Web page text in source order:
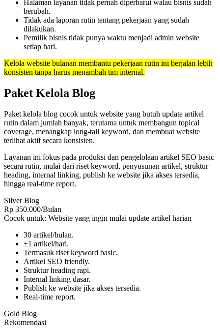
Halaman layanan tidak pernah diperbarui walau bisnis sudah
berubah.
Tidak ada laporan rutin tentang pekerjaan yang sudah
dilakukan.
Pemilik bisnis tidak punya waktu menjadi admin website
setiap hari.
Kelola website bulanan membantu pekerjaan rutin ini berjalan lebih
konsisten tanpa harus menambah tim internal.
Paket Kelola Blog
Paket kelola blog cocok untuk website yang butuh update artikel
rutin dalam jumlah banyak, terutama untuk membangun topical
coverage, menangkap long-tail keyword, dan membuat website
terlihat aktif secara konsisten.
Layanan ini fokus pada produksi dan pengelolaan artikel SEO basic
secara rutin, mulai dari riset keyword, penyusunan artikel, struktur
heading, internal linking, publish ke website jika akses tersedia,
hingga real-time report.
Silver Blog
Rp 350.000/Bulan
Cocok untuk: Website yang ingin mulai update artikel harian
30 artikel/bulan.
±1 artikel/hari.
Termasuk riset keyword basic.
Artikel SEO friendly.
Struktur heading rapi.
Internal linking dasar.
Publish ke website jika akses tersedia.
Real-time report.
Gold Blog
Rekomendasi